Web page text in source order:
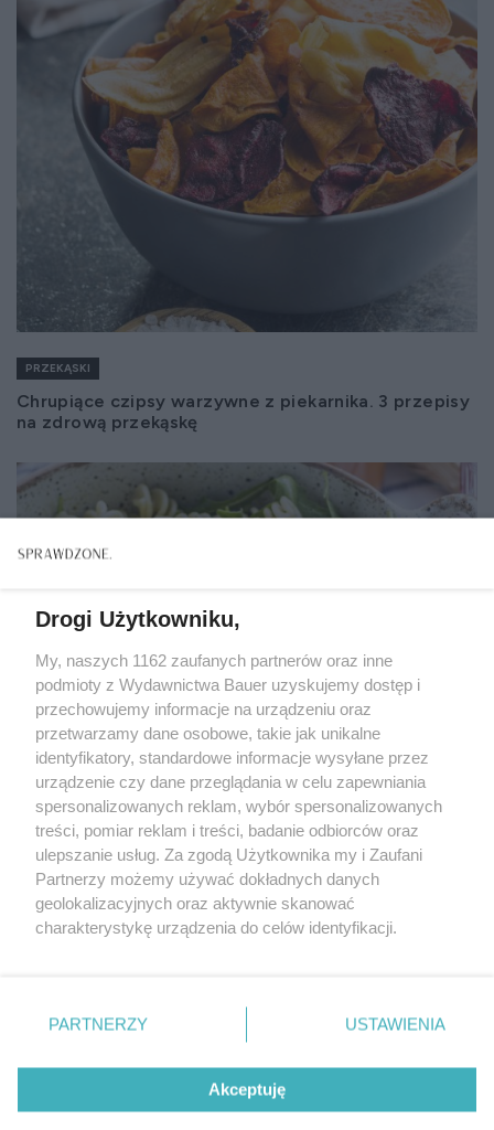
PRZEKĄSKI
Chrupiące czipsy warzywne z piekarnika. 3 przepisy
na zdrową przekąskę
PRZEKĄSKI
3 przepisy na lekkie, wytrawne przekąski na letni
piknik
KONTAKT REKLAMA
Drogi Użytkowniku,
My, naszych 1162 zaufanych partnerów oraz inne
podmioty z Wydawnictwa Bauer uzyskujemy dostęp i
przechowujemy informacje na urządzeniu oraz
przetwarzamy dane osobowe, takie jak unikalne
identyfikatory, standardowe informacje wysyłane przez
urządzenie czy dane przeglądania w celu zapewniania
spersonalizowanych reklam, wybór spersonalizowanych
treści, pomiar reklam i treści, badanie odbiorców oraz
ulepszanie usług. Za zgodą Użytkownika my i Zaufani
Partnerzy możemy używać dokładnych danych
geolokalizacyjnych oraz aktywnie skanować
charakterystykę urządzenia do celów identyfikacji.
zmienić/wycofać klikając przycisk ustawień prywatności
znajdujący się w lewym dolnym rogu strony
rodzaje przetwarzania danych nie wymagają zgody
użytkownika, ale masz prawo sprzeciwić się takiemu
PARTNERZY USTAWIENIA
Akceptuję